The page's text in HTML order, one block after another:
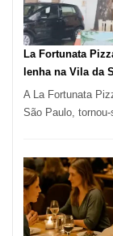
Restaurantes
Mais
Icônicos
La Fortunata
lenha na Vila da
A La Fortunata
São Paulo,